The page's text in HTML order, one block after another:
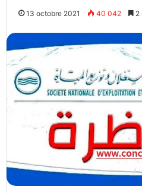
13 octobre 2021 40 042 2